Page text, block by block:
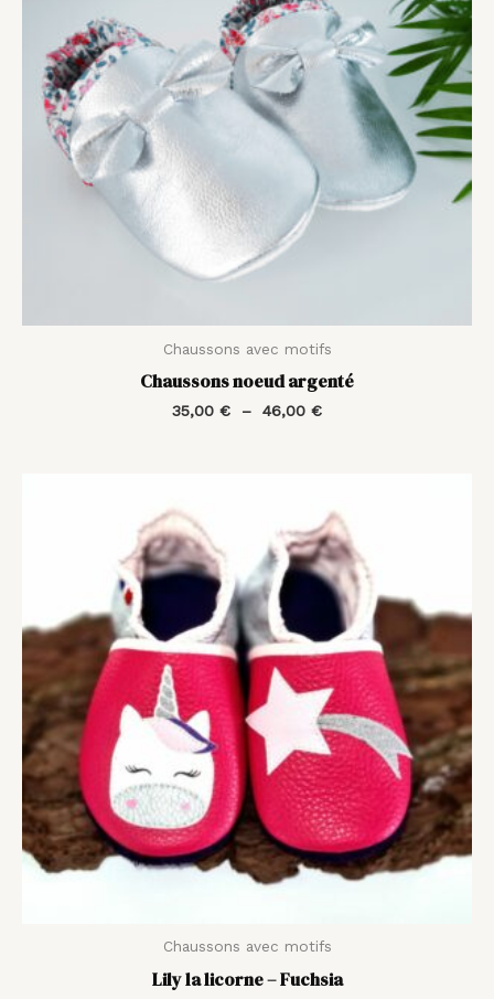
Chaussons avec motifs
Chaussons noeud argenté
35,00 € – 46,00 €
Chaussons avec motifs
Lily la licorne – Fuchsia
prix :
35,00 €
à
44,00 €